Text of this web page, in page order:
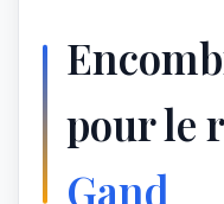
pour le
Gand